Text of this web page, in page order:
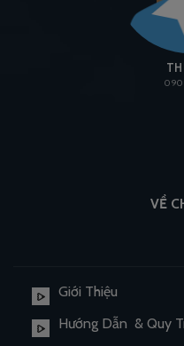
VỀ
Giới Thiệu
Hướng Dẫn & Quy